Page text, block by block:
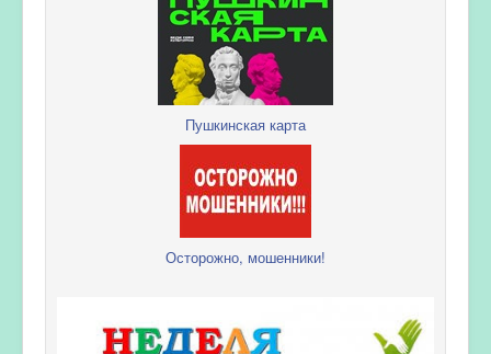
Пушкинская карта
Осторожно, мошенники!